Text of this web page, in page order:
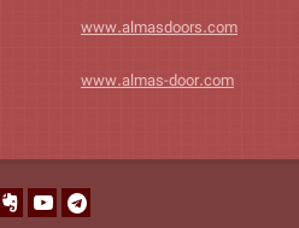
www.almasdoors.com
www.almas-door.com